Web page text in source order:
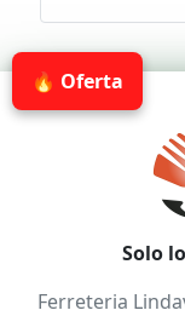
🔥 Oferta
Solo
Ferreteria